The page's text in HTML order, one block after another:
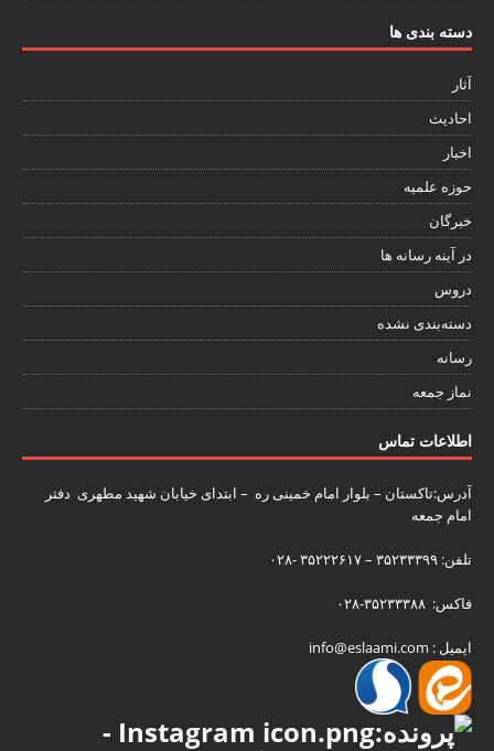
دسته بندی ها
آثار
احادیث
اخبار
حوزه علمیه
خبرگان
در آینه رسانه ها
دروس
دسته‌بندی نشده
رسانه
نماز جمعه
اطلاعات تماس
آدرس:تاکستان – بلوار امام خمینی ره – ابتدای خیابان شهید مطهری دفتر
امام جمعه
تلفن: ۳۵۲۳۳۳۹۹ – ۳۵۲۲۲۶۱۷ -۰۲۸
فاکس: ۳۵۲۳۳۳۸۸-۰۲۸
ایمیل : info@eslaami.com